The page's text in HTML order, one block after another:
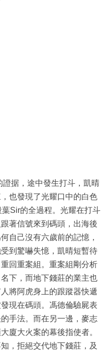
据，途中發生打斗，凱晴
也發現了光耀口中的白色
Sir的全過程。光耀在打斗
著信號來到碼頭，出海後
自己沒有六歲前的記憶，
到驚嚇失憶，凱晴短暫待
回重案組。重案組剛分析
下，而地下錢莊的業主也
將阿虎身上的跟蹤器快遞
現在碼頭。馮德倫驗屍表
手法。而在另一邊，麥志
廈大火案的幕後指使者。
，拒絕交代地下錢莊，及